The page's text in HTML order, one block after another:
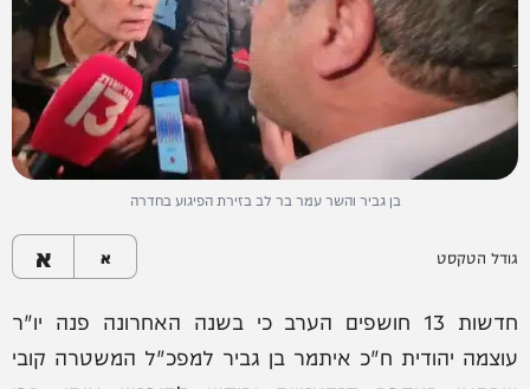
בן גביר והשר עמר בר לב בזירת הפיגוע בחדרה
גודל הטקסט א א
חדשות 13 חושפים הערב כי בשנה האחרונה פנה יו"ר
עוצמה יהודית ח"כ איתמר בן גביר למפכ"ל המשטרה קובי